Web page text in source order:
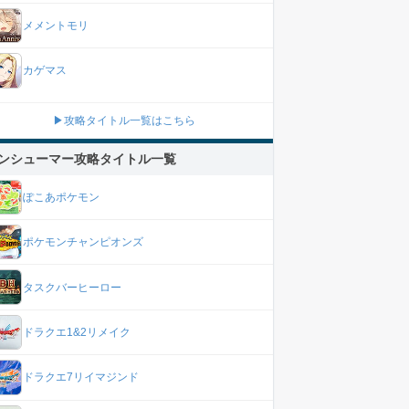
メメントモリ
カゲマス
▶攻略タイトル一覧はこちら
シューマー攻略タイトル一覧
ぽこあポケモン
ポケモンチャンピオンズ
タスクバーヒーロー
ドラクエ1&2リメイク
ドラクエ7リイマジンド